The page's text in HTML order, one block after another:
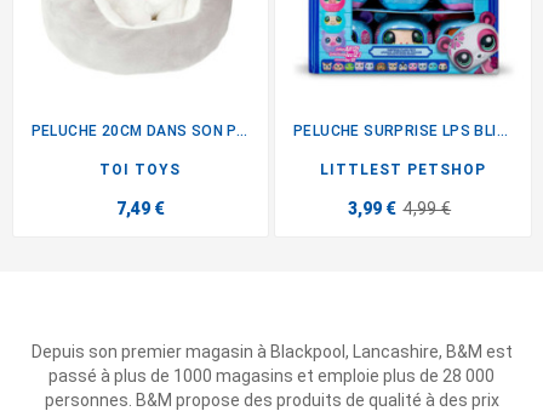
PELUCHE 20CM DANS SON PANIER
TOI TOYS
7,49 €
PELUCHE SURPRISE LPS BLIND...
LITTLEST PETSHOP
3,99 € 4,99 €
Depuis son premier magasin à Blackpool, Lancashire, B&M est
passé à plus de 1000 magasins et emploie plus de 28 000
personnes. B&M propose des produits de qualité à des prix